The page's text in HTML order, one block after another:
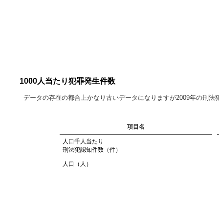
1000人当たり犯罪発生件数
データの存在の都合上かなり古いデータになりますが2009年の刑
項目名
人口千人当たり
刑法犯認知件数（件）
人口（人）